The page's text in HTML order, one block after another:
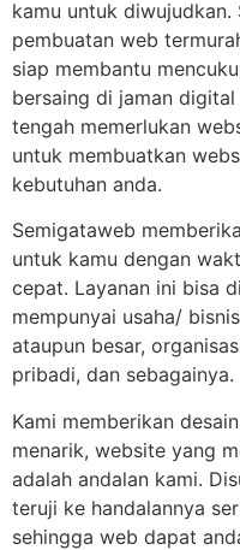
kamu untuk diwujudkan.
pembuatan web
siap membantu
bersaing di jaman
tengah memerlukan
untuk membuatkan
kebutuhan anda.
Semigataweb
untuk kamu dengan
cepat. Layanan ini bisa
mempunyai usaha/
ataupun besar,
pribadi, dan sebagainya.
Kami memberikan
menarik, website yang
adalah andalan kami.
teruji ke handalannya
sehingga web dapat